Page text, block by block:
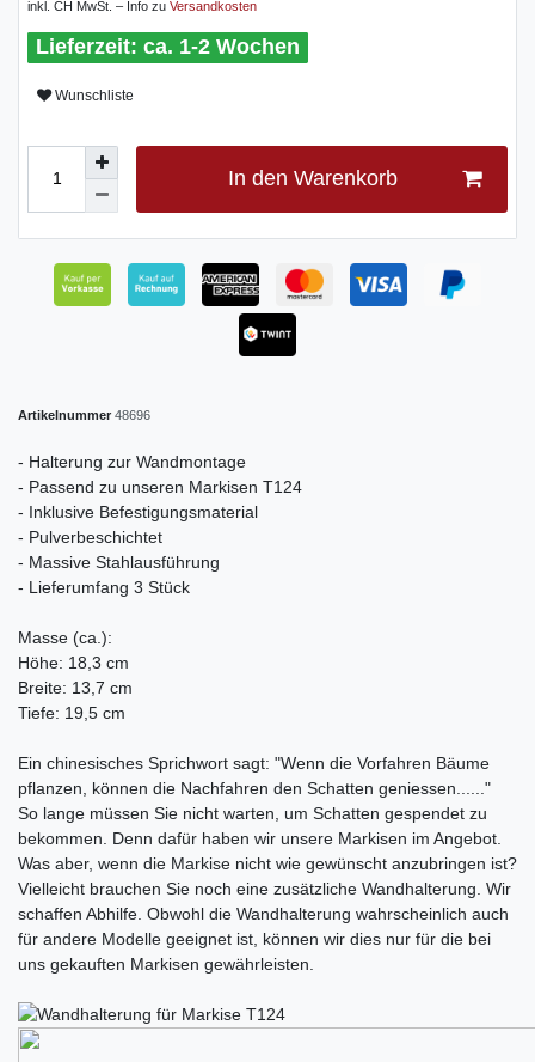
inkl. CH MwSt. – Info zu Versandkosten
ca. 1-2 Wochen
Wunschliste
In den Warenkorb
Artikelnummer 48696
- Halterung zur Wandmontage
- Passend zu unseren Markisen T124
- Inklusive Befestigungsmaterial
- Pulverbeschichtet
- Massive Stahlausführung
- Lieferumfang 3 Stück
Masse (ca.):
Höhe: 18,3 cm
Breite: 13,7 cm
Tiefe: 19,5 cm
Ein chinesisches Sprichwort sagt: "Wenn die Vorfahren Bäume
pflanzen, können die Nachfahren den Schatten geniessen......"
So lange müssen Sie nicht warten, um Schatten gespendet zu
bekommen. Denn dafür haben wir unsere Markisen im Angebot.
Was aber, wenn die Markise nicht wie gewünscht anzubringen ist?
Vielleicht brauchen Sie noch eine zusätzliche Wandhalterung. Wir
schaffen Abhilfe. Obwohl die Wandhalterung wahrscheinlich auch
für andere Modelle geeignet ist, können wir dies nur für die bei
uns gekauften Markisen gewährleisten.